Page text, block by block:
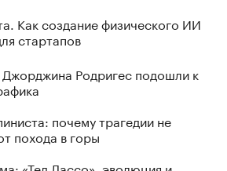
Как создание физического ИИ
стартапов
Родригес подошли к
почему трагедии не
похода в горы